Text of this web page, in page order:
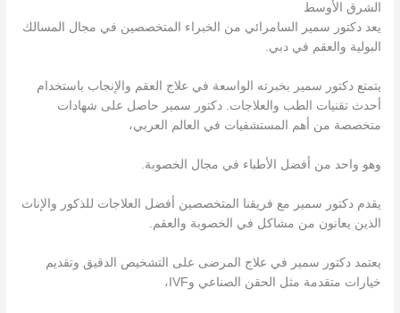
الشرق الأوسط
يعد دكتور سمير السامرائي من الخبراء المتخصصين في مجال المسالك
البولية والعقم في دبي.
يتمتع دكتور سمير بخبرته الواسعة في علاج العقم والإنجاب باستخدام
أحدث تقنيات الطب والعلاجات. دكتور سمير حاصل على شهادات
متخصصة من أهم المستشفيات في العالم العربي،
وهو واحد من أفضل الأطباء في مجال الخصوبة.
يقدم دكتور سمير مع فريقنا المتخصصين أفضل العلاجات للذكور والإناث
الذين يعانون من مشاكل في الخصوبة والعقم.
يعتمد دكتور سمير في علاج المرضى على التشخيص الدقيق وتقديم
خيارات متقدمة مثل الحقن الصناعي وIVF،